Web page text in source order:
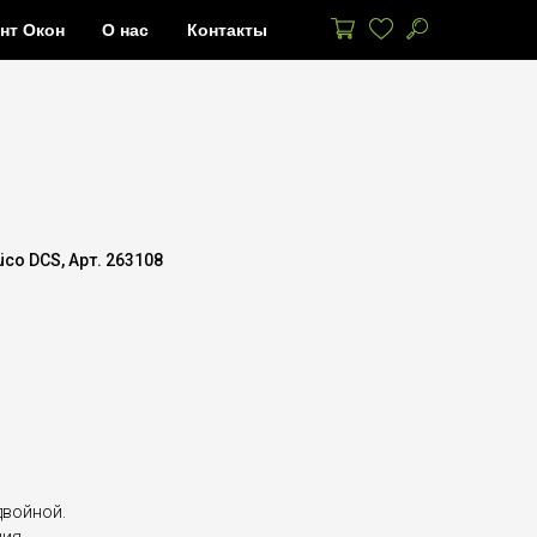
Окон О нас Контакты
DCS, Арт. 263108